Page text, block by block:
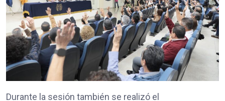
Durante la sesión también se realizó el